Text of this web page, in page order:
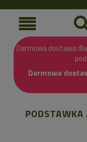
Darmowa dostawa
Darmowa